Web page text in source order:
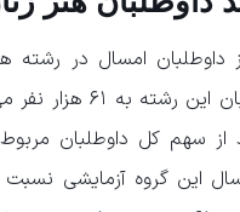
از داوطلبان امسال در
درصد از سهم کل داوطلبان